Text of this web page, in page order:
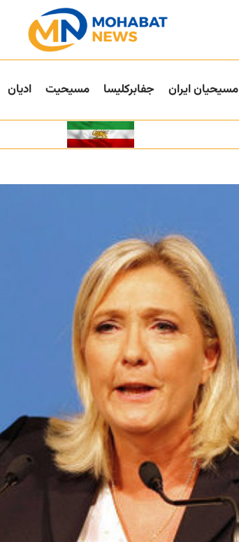
مسیحیان ایران جفا‌بر‌کلیسا مسیحیت ادیان